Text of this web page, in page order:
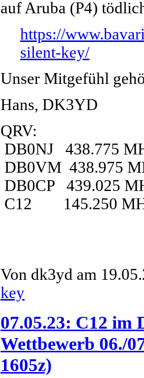
auf Aruba (P4)
https://
silent-key/
Unser Mitgefühl
Hans, DK3YD
QRV:
DB0NJ 438.775
DB0VM 438.975
DB0CP 439.025
C12 145.250
Von dk3yd am
key
07.05.23: C12
Wettbewerb 06./
1605z)